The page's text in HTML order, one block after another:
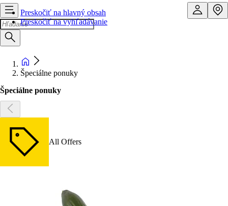
Preskočiť na hlavný obsah
Preskočiť na vyhľadávanie
Špeciálne ponuky
Špeciálne ponuky
All Offers